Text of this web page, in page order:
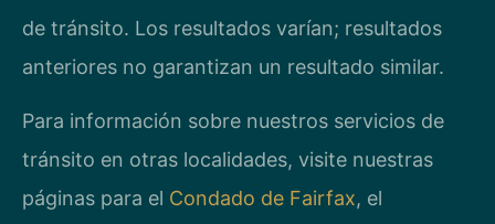
de tránsito. Los resultados varían; resultados
anteriores no garantizan un resultado similar.
Para información sobre nuestros servicios de
tránsito en otras localidades, visite nuestras
páginas para el Condado de Fairfax, el